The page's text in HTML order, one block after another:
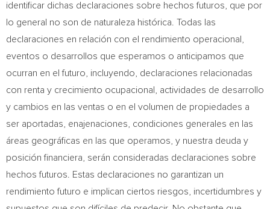
identificar dichas declaraciones sobre hechos futuros, que por
lo general no son de naturaleza histórica. Todas las
declaraciones en relación con el rendimiento operacional,
eventos o desarrollos que esperamos o anticipamos que
ocurran en el futuro, incluyendo, declaraciones relacionadas
con renta y crecimiento ocupacional, actividades de desarrollo
y cambios en las ventas o en el volumen de propiedades a
ser aportadas, enajenaciones, condiciones generales en las
áreas geográficas en las que operamos, y nuestra deuda y
posición financiera, serán consideradas declaraciones sobre
hechos futuros. Estas declaraciones no garantizan un
rendimiento futuro e implican ciertos riesgos, incertidumbres y